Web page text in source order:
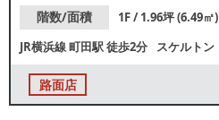
階数/面積
1F / 1.96坪 (6.49㎡)
JR横浜線町田駅徒歩2分 スケルトン
路面店